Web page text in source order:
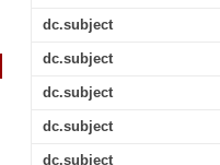
dc.subject
dc.subject
dc.subject
dc.subject
dc.subject